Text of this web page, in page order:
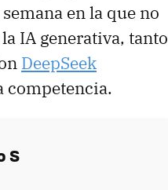
en la que no
IA generativa, tanto
DeepSeek
competencia.
S